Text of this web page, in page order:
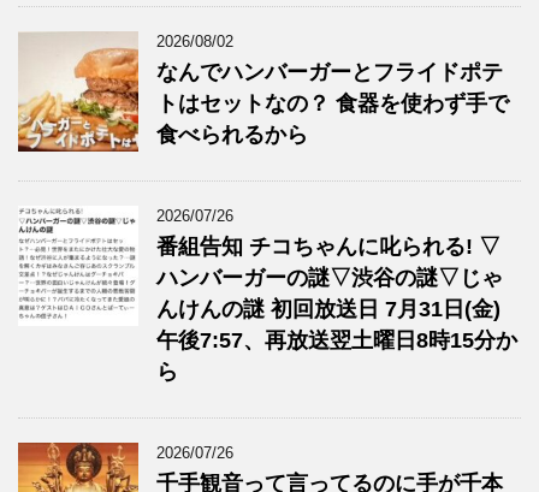
2026/08/02
なんでハンバーガーとフライドポテ
トはセットなの？ 食器を使わず手で
食べられるから
2026/07/26
番組告知 チコちゃんに叱られる! ▽
ハンバーガーの謎▽渋谷の謎▽じゃ
んけんの謎 初回放送日 7月31日(金)
午後7:57、再放送翌土曜日8時15分か
ら
2026/07/26
千手観音って言ってるのに手が千本